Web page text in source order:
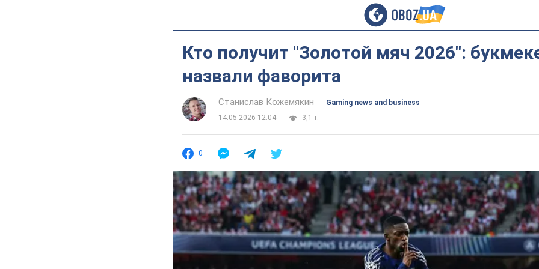
Кто получит "Золотой мяч 2026":
назвали фаворита
Станислав Кожемякин
Gaming news and business
14.05.2026 12:04
3,1 т.
0